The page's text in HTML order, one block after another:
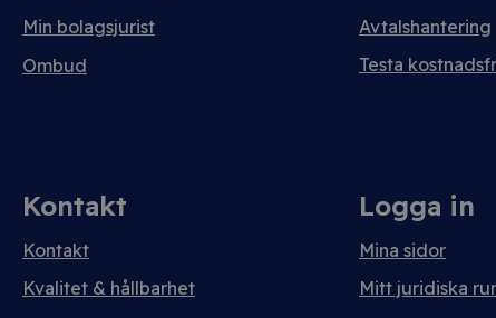
Min bolagsjurist
Ombud
Avtalshantering
Testa
Kontakt
Kontakt
Kvalitet & hållbarhet
Logga in
Mina sidor
Mitt juridiska